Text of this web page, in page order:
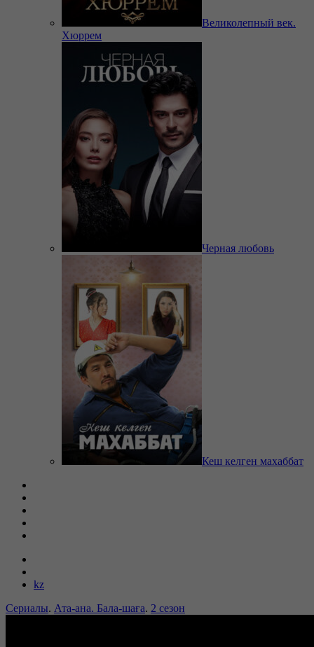
Великолепный век.
Хюррем
Черная любовь
Кеш келген махаббат
kz
Сериалы. Ата-ана. Бала-шаға. 2 сезон